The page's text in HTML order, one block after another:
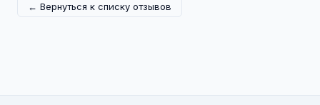
← Вернуться к списку отзывов